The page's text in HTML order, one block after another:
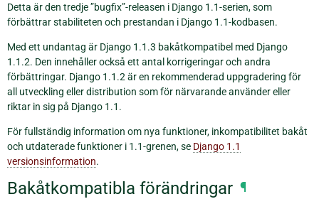
Detta är den tredje ”bugfix”-releasen i Django 1.1-serien, som
förbättrar stabiliteten och prestandan i Django 1.1-kodbasen.
Med ett undantag är Django 1.1.3 bakåtkompatibel med Django
1.1.2. Den innehåller också ett antal korrigeringar och andra
förbättringar. Django 1.1.2 är en rekommenderad uppgradering för
all utveckling eller distribution som för närvarande använder eller
riktar in sig på Django 1.1.
För fullständig information om nya funktioner, inkompatibilitet bakåt
och utdaterade funktioner i 1.1-grenen, se Django 1.1
versionsinformation.
Bakåtkompatibla förändringar ¶